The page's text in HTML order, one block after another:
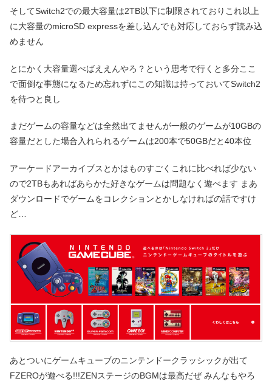
そしてSwitch2での最大容量は2TB以下に制限されておりこれ以上
に大容量のmicroSD expressを差し込んでも対応しておらず読み込
めません
とにかく大容量選べばええんやろ？という思考で行くと多分ここ
で面倒な事態になるため忘れずにこの知識は持っておいてSwitch2
を待つと良し
まだゲームの容量などは全然出てませんが一般のゲームが10GBの
容量だとした場合入れられるゲームは200本で50GBだと40本位
アーケードアーカイブスとかはものすごくこれに比べれば少ない
ので2TBもあればあらかた好きなゲームは問題なく遊べます まあ
ダウンロードでゲームをコレクションとかしなければの話ですけ
ど…
あとついにゲームキューブのニンテンドークラッシックが出て
FZEROが遊べる!!!ZENステージのBGMは最高だぜ みんなもやろ